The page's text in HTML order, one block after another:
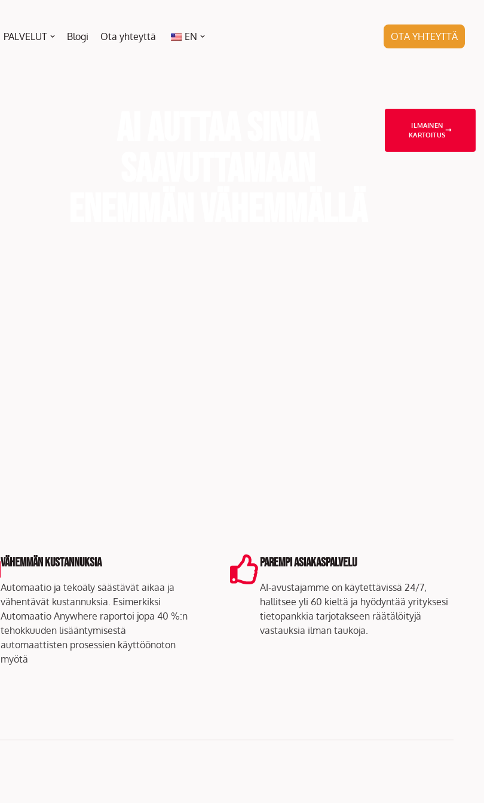
PALVELUT Blogi Ota yhteyttä EN OTA YHTEYTTÄ
ILMAINEN
KARTOITUS
Vähemmän kustannuksia
Automaatio ja tekoäly säästävät aikaa ja
vähentävät kustannuksia. Esimerkiksi
Automaatio Anywhere raportoi jopa 40 %:n
tehokkuuden lisääntymisestä
automaattisten prosessien käyttöönoton
myötä
Parempi asiakaspalvelu
AI-avustajamme on käytettävissä 24/7,
hallitsee yli 60 kieltä ja hyödyntää yrityksesi
tietopankkia tarjotakseen räätälöityjä
vastauksia ilman taukoja.